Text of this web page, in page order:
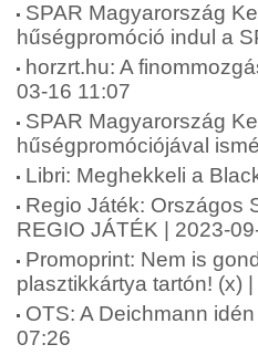
SPAR Magyarország
hűségpromóció indul a
horzrt.hu: A
03-16 11:07
SPAR Magyarország
hűségpromóciójával
Libri: Meghekkeli a
Regio Játék: Országos
REGIO JÁTÉK | 2023-
Promoprint: Nem is
plasztikkártya tartón! (x)
OTS: A Deichmann
07:26